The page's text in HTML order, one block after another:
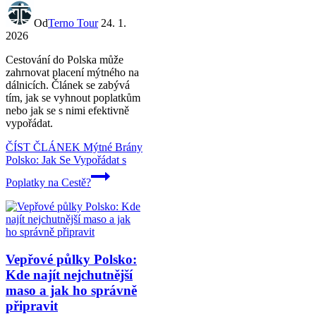
OdTerno Tour 24. 1.
2026
Cestování do Polska může
zahrnovat placení mýtného na
dálnicích. Článek se zabývá
tím, jak se vyhnout poplatkům
nebo jak se s nimi efektivně
vypořádat.
ČÍST ČLÁNEK Mýtné Brány
Polsko: Jak Se Vypořádat s
Poplatky na Cestě?
Vepřové půlky Polsko:
Kde najít nejchutnější
maso a jak ho správně
připravit